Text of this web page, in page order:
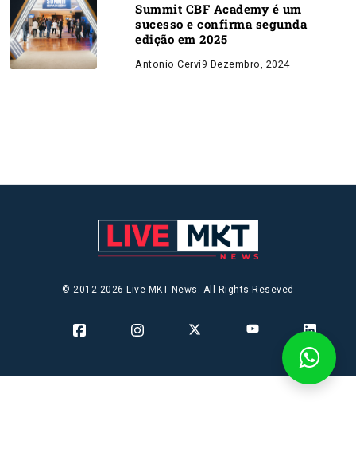
Summit CBF Academy é um
sucesso e confirma segunda
edição em 2025
Antonio Cervi 9 Dezembro, 2024
© 2012-2026 Live MKT News. All Rights Reseved